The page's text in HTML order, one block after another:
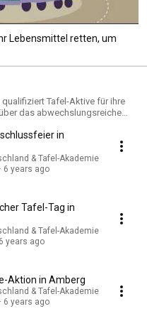
Lebensmittel retten, um
Tafel-Aktive für ihre
das abwechslungsreiche
in
& Tafel-Akademie
6 years ago
Tafel-Tag in
& Tafel-Akademie
6 years ago
Aktion in Amberg
& Tafel-Akademie
6 years ago